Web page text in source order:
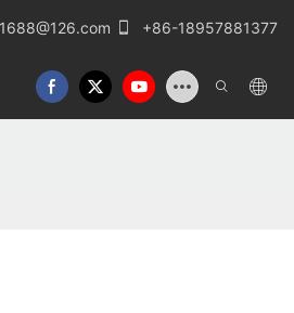
+86-18957881377